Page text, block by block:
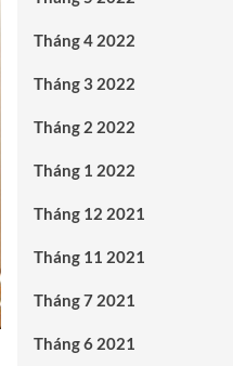
Tháng 4 2022
Tháng 3 2022
Tháng 2 2022
Tháng 1 2022
Tháng 12 2021
Tháng 11 2021
Tháng 7 2021
Tháng 6 2021